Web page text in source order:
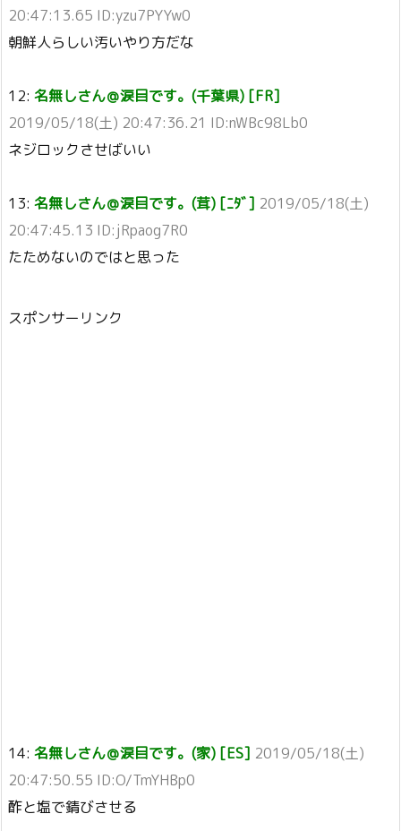
20:47:13.65 ID:yzu7PYYw0
朝鮮人らしい汚いやり方だな
12: 名無しさん＠涙目です。(千葉県) [FR]
2019/05/18(土) 20:47:36.21 ID:nWBc98Lb0
ネジロックさせばいい
13: 名無しさん＠涙目です。(茸) [ﾆﾀﾞ] 2019/05/18(土)
20:47:45.13 ID:jRpaog7R0
たためないのではと思った
スポンサーリンク
14: 名無しさん＠涙目です。(家) [ES] 2019/05/18(土)
20:47:50.55 ID:O/TmYHBp0
酢と塩で錆びさせる